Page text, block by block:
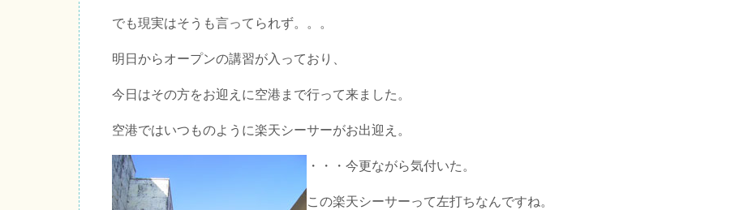
でも現実はそうも言ってられず。。。
明日からオープンの講習が入っており、
今日はその方をお迎えに空港まで行って来ました。
空港ではいつものように楽天シーサーがお出迎え。
・・・今更ながら気付いた。
この楽天シーサーって左打ちなんですね。